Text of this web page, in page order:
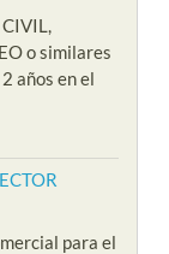
o similares
años en el
para el